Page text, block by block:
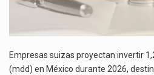
Empresas suizas proyectan invertir
(mdd) en México durante 2026,